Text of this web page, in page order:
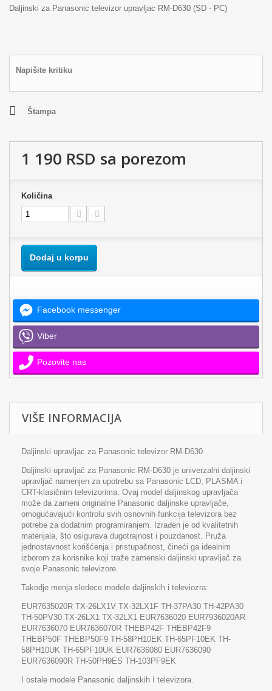
Daljinski za Panasonic televizor upravljac RM-D630 (SD - PC)
Napišite kritiku
Štampa
1 190 RSD sa porezom
Količina
Dodaj u korpu
Facebook messenger
Viber
Pozovite nas
VIŠE INFORMACIJA
Daljinski upravljac za Panasonic televizor RM-D630
Daljinski upravljač za Panasonic RM-D630 je univerzalni daljinski
upravljač namenjen za upotrebu sa Panasonic LCD, PLASMA i
CRT-klasičnim televizorima. Ovaj model daljinskog upravljača
može da zameni originalne Panasonic daljinske upravljače,
omogućavajući kontrolu svih osnovnih funkcija televizora bez
potrebe za dodatnim programiranjem. Izrađen je od kvalitetnih
materijala, što osigurava dugotrajnost i pouzdanost. Pruža
jednostavnost korišćenja i pristupačnost, čineći ga idealnim
izborom za korisnike koji traže zamenski daljinski upravljač za
svoje Panasonic televizore.
Takodje menja sledece modele daljinskih i televiozra:
EUR7635020R TX-26LX1V TX-32LX1F TH-37PA30 TH-42PA30
TH-50PV30 TX-26LX1 TX-32LX1 EUR7636020 EUR7936020AR
EUR7636070 EUR7636070R THEBP42F THEBP42F9
THEBP50F THEBP50F9 TH-58PH10EK TH-65PF10EK TH-
58PH10UK TH-65PF10UK EUR7636080 EUR7636090
EUR7636090R TH-50PH9ES TH-103PF9EK
I ostale modele Panasonic daljinskih I televizora.